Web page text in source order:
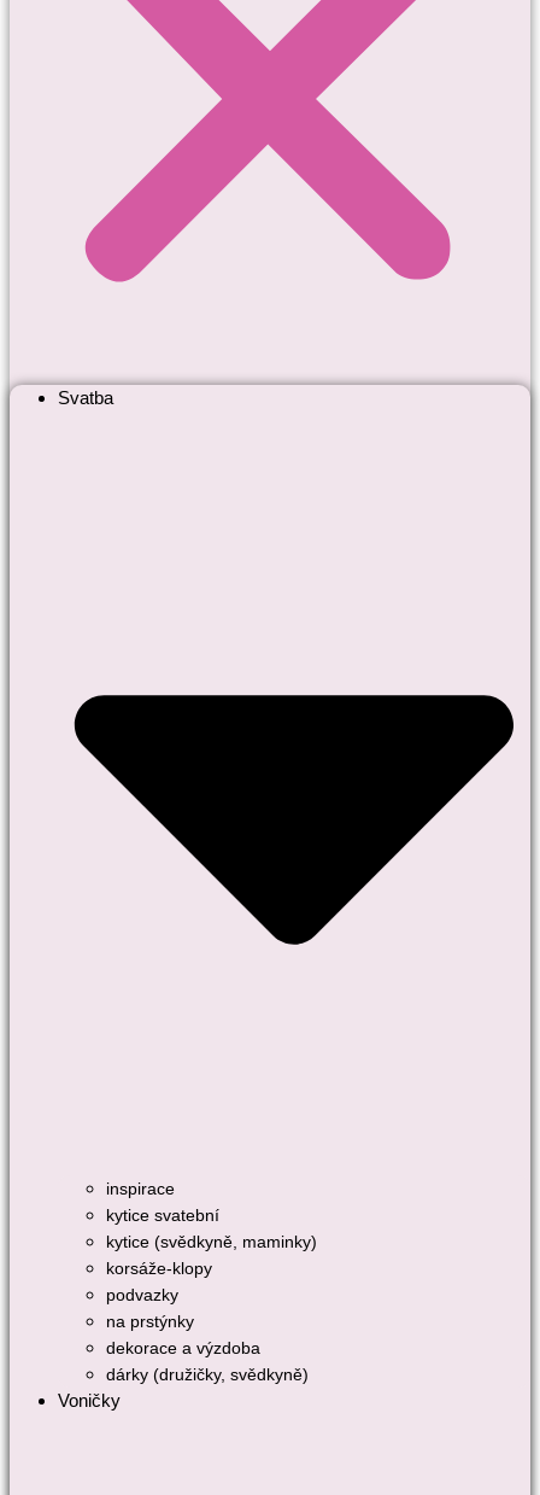
Svatba
inspirace
kytice svatební
kytice (svědkyně, maminky)
korsáže-klopy
podvazky
na prstýnky
dekorace a výzdoba
dárky (družičky, svědkyně)
Voničky